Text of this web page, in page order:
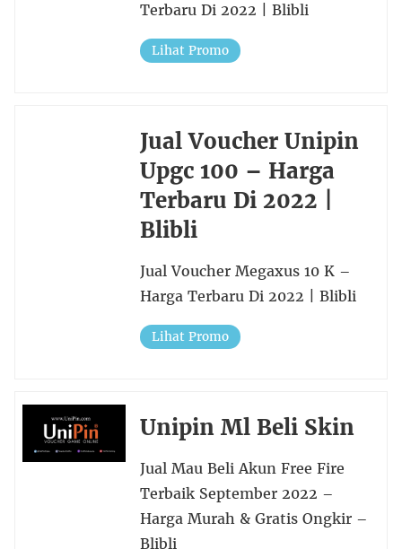
Terbaru Di 2022 | Blibli
Lihat Promo
Jual Voucher Unipin
Upgc 100 – Harga
Terbaru Di 2022 |
Blibli
Jual Voucher Megaxus 10 K –
Harga Terbaru Di 2022 | Blibli
Lihat Promo
Unipin Ml Beli Skin
Jual Mau Beli Akun Free Fire
Terbaik September 2022 –
Harga Murah & Gratis Ongkir –
Blibli